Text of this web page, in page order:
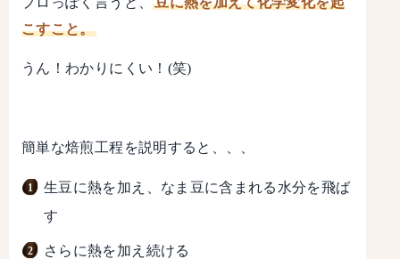
こすこと。
うん！わかりにくい！(笑)
簡単な焙煎工程を説明すると、、、
生豆に熱を加え、なま豆に含まれる水分を飛ば
す
さらに熱を加え続ける